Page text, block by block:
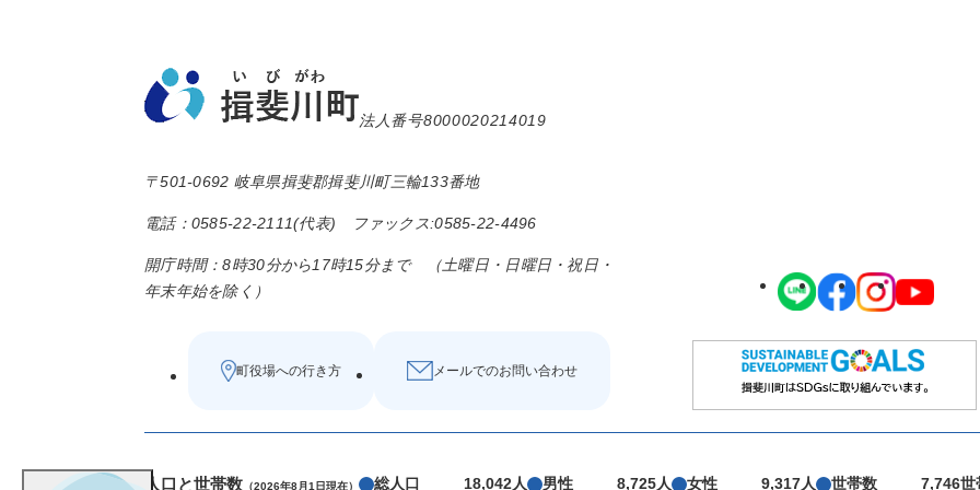
法人番号8000020214019
〒501-0692 岐阜県揖斐郡揖斐川町三輪133番地
電話：0585-22-2111(代表) ファックス:0585-22-4496
開庁時間：8時30分から17時15分まで （土曜日・日曜日・祝日・
年末年始を除く）
町役場への行き方 メールでのお問い合わせ
人口と世帯数 （2026年8月1日現在） 総人口 18,042人 男性 8,725人 女性 9,317人 世帯数 7,746世